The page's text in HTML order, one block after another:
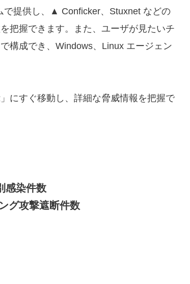
で提供し、▲ Conficker、Stuxnet などの
把握できます。また、ユーザが見たいチ
構成でき、Windows、Linux エージェン
にすぐ移動し、詳細な脅威情報を把握で
感染件数
グ攻撃遮断件数